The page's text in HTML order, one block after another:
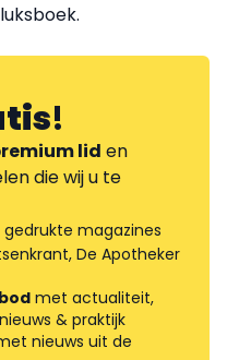
!
lid en
die wij u te
magazines
De Apotheker
met actualiteit,
& praktijk
nieuws uit de